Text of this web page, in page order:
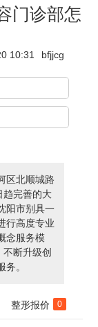
门诊部怎
10:31 bfjjcg
区北顺城路
趋完善的大
阳市别具一
行高度专业
念服务模
断升级创
。
整形报价 0